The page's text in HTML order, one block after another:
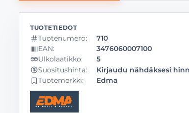
Tuotenumero:
710
EAN:
3476060007100
Ulkolaatikko:
5
Suositushinta:
Kirjaudu nähdäksesi
Tuotemerkki: Edma